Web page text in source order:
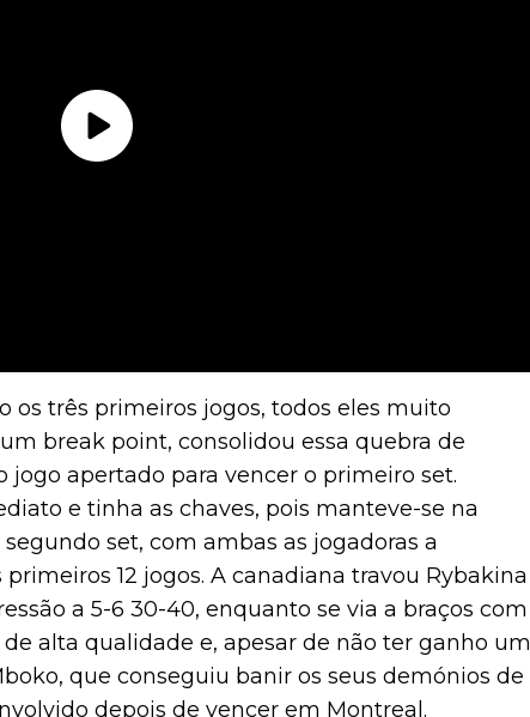
os três primeiros jogos, todos eles muito
break point, consolidou essa quebra de
jogo apertado para vencer o primeiro set.
e tinha as chaves, pois manteve-se na
set, com ambas as jogadoras a
12 jogos. A canadiana travou Rybakina
a 5-6 30-40, enquanto se via a braços com
alta qualidade e, apesar de não ter ganho um
que conseguiu banir os seus demónios de
depois de vencer em Montreal.